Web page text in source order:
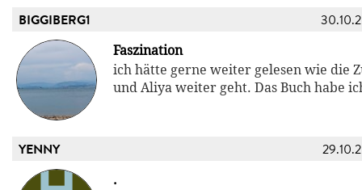
BIGGIBERG1
Faszination
ich hätte gerne weiter gelesen wie die
und Aliya weiter geht. Das Buch habe
YENNY
.